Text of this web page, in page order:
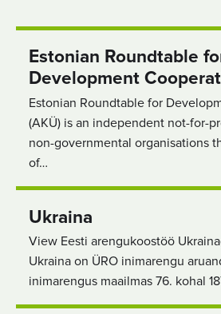
Estonian Roundtable
Development
Estonian Roundtable for
(AKÜ) is an independent not-for-
non-governmental organisations
of…
Ukraina
View Eesti arengukoostöö
Ukraina on ÜRO inimarengu
inimarengus maailmas 76. kohal